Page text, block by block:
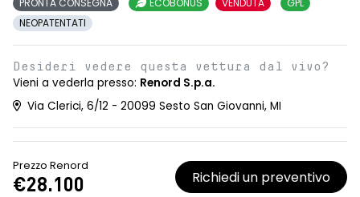
PRONTA CONSEGNA ECOBONUS VENDUTA
GPL
NEOPATENTATI
Desideri vedere questa vettura dal vivo?
Vieni a vederla presso: Renord S.p.a.
Via Clerici, 6/12 - 20099 Sesto San Giovanni, MI
Prezzo Renord
€28.100 Richiedi un preventivo